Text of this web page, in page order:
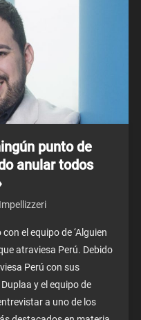
punto de
anular todos
el equipo de ‘Alguien
atraviesa Perú. Debido
Perú con sus
y el equipo de
a uno de los